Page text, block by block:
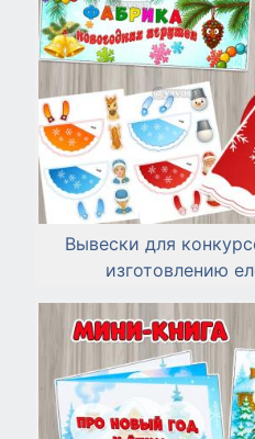
Вывески для
изготовлению